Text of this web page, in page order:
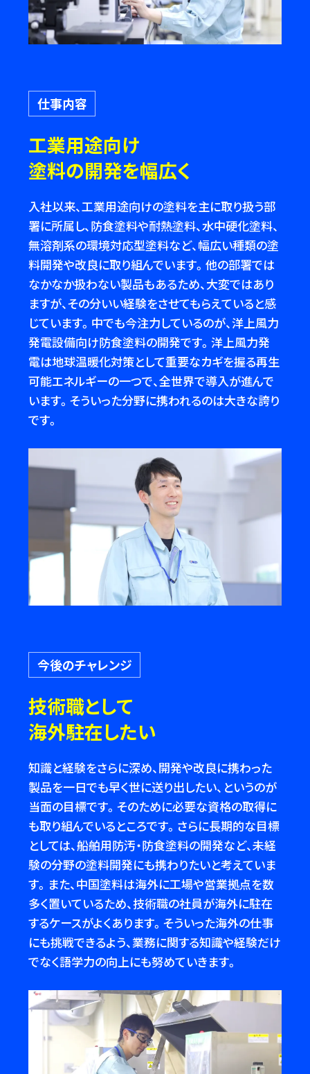
仕事内容
工業用途向け
塗料の開発を幅広く
入社以来、工業用途向けの塗料を主に取り扱う部
署に所属し、防食塗料や耐熱塗料、水中硬化塗料、
無溶剤系の環境対応型塗料など、幅広い種類の塗
料開発や改良に取り組んでいます。他の部署では
なかなか扱わない製品もあるため、大変ではあり
ますが、その分いい経験をさせてもらえていると感
じています。中でも今注力しているのが、洋上風力
発電設備向け防食塗料の開発です。洋上風力発
電は地球温暖化対策として重要なカギを握る再生
可能エネルギーの一つで、全世界で導入が進んで
います。そういった分野に携われるのは大きな誇り
です。
今後のチャレンジ
技術職として
海外駐在したい
知識と経験をさらに深め、開発や改良に携わった
製品を一日でも早く世に送り出したい、というのが
当面の目標です。そのために必要な資格の取得に
も取り組んでいるところです。さらに長期的な目標
としては、船舶用防汚・防食塗料の開発など、未経
験の分野の塗料開発にも携わりたいと考えていま
す。また、中国塗料は海外に工場や営業拠点を数
多く置いているため、技術職の社員が海外に駐在
するケースがよくあります。そういった海外の仕事
にも挑戦できるよう、業務に関する知識や経験だけ
でなく語学力の向上にも努めていきます。